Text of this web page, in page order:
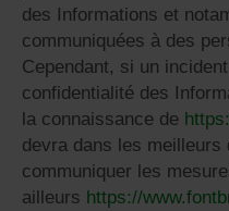
des Informations et
communiquées à des
Cependant, si un
confidentialité des
la connaissance de
devra dans les
communiquer les
ailleurs https://